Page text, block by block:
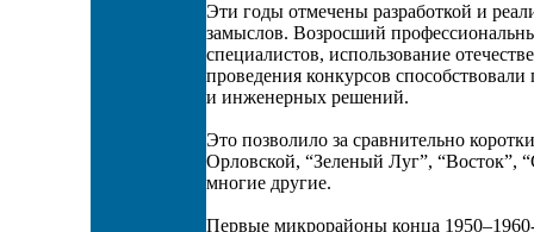
Эти годы отмечены разработкой и
замыслов. Возросший
специалистов, использование
проведения конкурсов
и инженерных решений.
Это позволило за сравнительно
Орловской, “Зеленый Луг”, “Восток”,
многие другие.
Первые микрорайоны конца